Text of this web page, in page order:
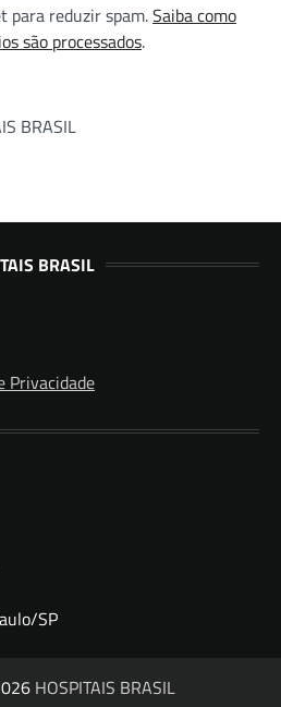
para reduzir spam.Saiba como
são processados.
BRASIL
BRASIL
Privacidade
SP
HOSPITAIS BRASIL